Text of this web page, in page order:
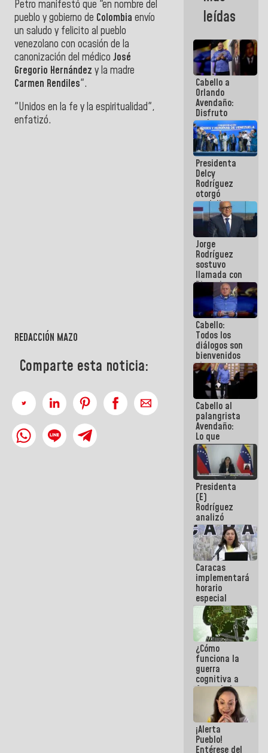
Petro manifestó que "en nombre del
pueblo y gobierno de Colombia envío
un saludo y felicito al pueblo
venezolano con ocasión de la
canonización del médico José
Gregorio Hernández y la madre
Carmen Rendiles".
"Unidos en la fe y la espiritualidad",
enfatizó.
REDACCIÓN MAZO
Comparte esta noticia:
leídas
Cabello a
Orlando
Avendaño:
Disfruto
cada vez
que escribes
porque lo
que haces
es
embarrarla
Presidenta
Delcy
Rodríguez
otorgó
medalla
"Héroe de
Venezuela"
a servidores
públicos
Jorge
Rodríguez
sostuvo
llamada con
Dinorah
Figuera y
acuerdan
primer
encuentro
presencial
para el
diálogo
Cabello:
Todos los
diálogos son
bienvenidos
siempre que
estén en el
marco de la
Constitución
de la
República
Cabello al
palangrista
Avendaño:
Lo que
vayas a
escribir
hazlo hoy
por que no
sabemos si
la semana
que viene
hay
programa
Presidenta
(E)
Rodríguez
analizó
junto a
gobernadores
planes de
recuperación
del Sistema
Eléctrico
Nacional
Caracas
implementará
horario
especial
para
adaptarse
al plan de
ahorro
energético
¿Cómo
funciona la
guerra
cognitiva a
favor de la
narrativa
hegemónica?
(1)
¡Alerta
Pueblo!
Entérese del